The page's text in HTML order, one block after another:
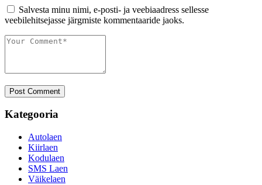
Salvesta minu nimi, e-posti- ja veebiaadress sellesse
veebilehitsejasse järgmiste kommentaaride jaoks.
Post Comment
Kategooria
Autolaen
Kiirlaen
Kodulaen
SMS Laen
Väikelaen